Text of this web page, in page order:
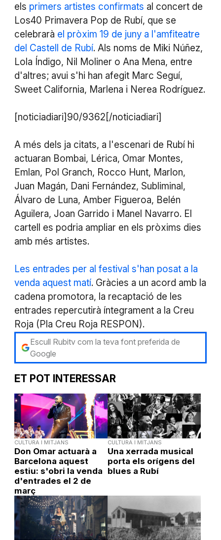
els primers artistes confirmats al concert de
Los40 Primavera Pop de Rubí, que se
celebrarà el pròxim 19 de juny a l'amfiteatre
del Castell de Rubí. Als noms de Miki Núñez,
Lola Índigo, Nil Moliner o Ana Mena, entre
d'altres; avui s'hi han afegit Marc Seguí,
Sweet California, Marlena i Nerea Rodríguez.
[noticiadiari]90/9362[/noticiadiari]
A més dels ja citats, a l'escenari de Rubí hi
actuaran Bombai, Lérica, Omar Montes,
Emlan, Pol Granch, Rocco Hunt, Marlon,
Juan Magán, Dani Fernández, Subliminal,
Álvaro de Luna, Amber Figueroa, Belén
Aguilera, Joan Garrido i Manel Navarro. El
cartell es podria ampliar en els pròxims dies
amb més artistes.
Les entrades per al festival s'han posat a la
venda aquest matí. Gràcies a un acord amb la
cadena promotora, la recaptació de les
entrades repercutirà íntegrament a la Creu
Roja (Pla Creu Roja RESPON).
Escull Rubitv com la teva font preferida de
Google
ET POT INTERESSAR
CULTURA I MITJANS
Don Omar actuarà a
Barcelona aquest
estiu: s'obri la venda
d'entrades el 2 de
març
CULTURA I MITJANS
Una xerrada musical
porta els orígens del
blues a Rubí